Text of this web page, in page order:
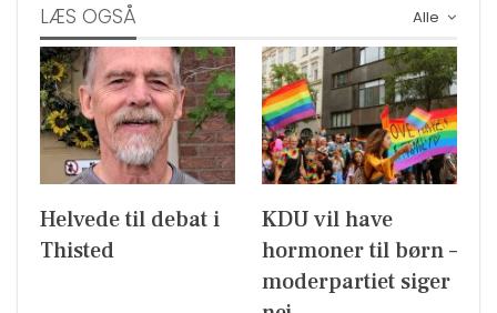
Alle
LÆS OGSÅ
Helvede til debat i
Thisted
KDU vil have
hormoner til børn –
moderpartiet siger